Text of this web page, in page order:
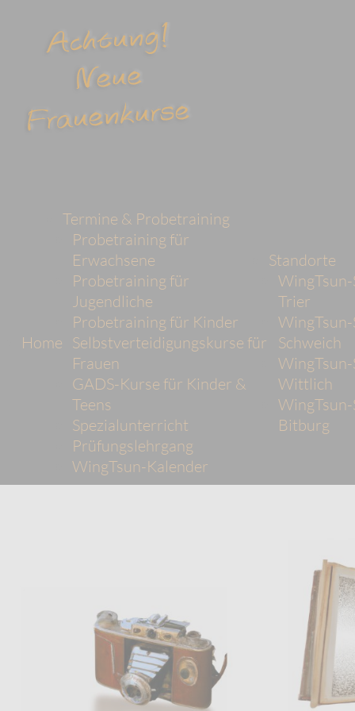
Home
Termine & Probetraining
Probetraining für
Erwachsene
Probetraining für
Jugendliche
Probetraining für Kinder
Selbstverteidigungskurse für
Frauen
GADS-Kurse für Kinder &
Teens
Spezialunterricht
Prüfungslehrgang
WingTsun-Kalender
Standorte
Trier
Schweich
Wittlich
Bitburg